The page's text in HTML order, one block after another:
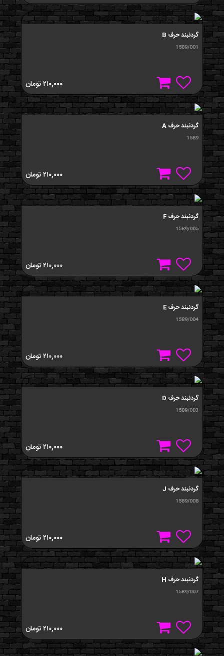
گردنبند حرف B
1589/001
۲۱۰,۰۰۰تومان
گردنبند حرف A
1589
۲۱۰,۰۰۰تومان
گردنبند حرف F
1589/005
۲۱۰,۰۰۰تومان
گردنبند حرف E
1589/004
۲۱۰,۰۰۰تومان
گردنبند حرف D
1589/003
۲۱۰,۰۰۰تومان
گردنبند حرف J
1589/008
۲۱۰,۰۰۰تومان
گردنبند حرف H
1589/007
۲۱۰,۰۰۰تومان